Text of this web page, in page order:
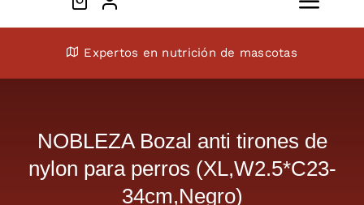
ConócenosExpertos en nutrición de mascotas
NOBLEZA Bozal anti tirones de
nylon para perros (XL,W2.5*C23-
34cm,Negro)